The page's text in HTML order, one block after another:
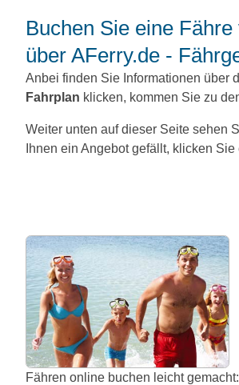
Buchen Sie eine Fähre von Daydream Island zum Great Barrier Reef
über AFerry.de -
Anbei finden Sie Informationen über
Fahrplan klicken, kommen Sie zu
Weiter unten auf dieser Seite sehen
Ihnen ein Angebot gefällt, klicken
Fähren online buchen leicht gemacht: